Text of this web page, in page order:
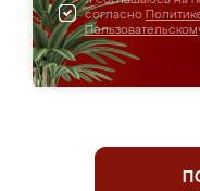
согласно